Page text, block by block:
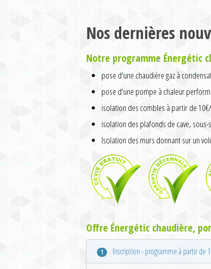
Nos dernières
Notre programme Énergétic
pose d'une chaudière gaz à
pose d'une pompe à chaleur
isolation des combles à partir de
isolation des plafonds de cave,
Isolation des murs donnant sur un
Offre Énergétic chaudière,
1 Inscription - programme à partir de